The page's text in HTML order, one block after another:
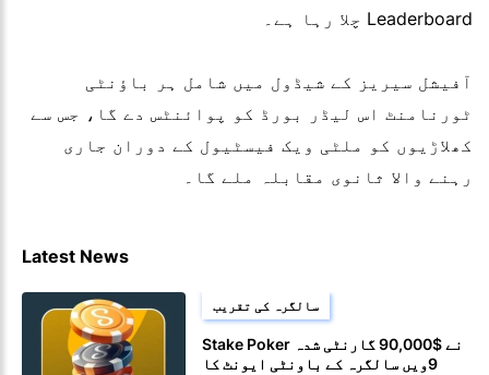
Leaderboard چلا رہا ہے۔
آفیشل سیریز کے شیڈول میں شامل ہر باؤنٹی
ٹورنامنٹ اس لیڈر بورڈ کو پوائنٹس دے گا، جس سے
کھلاڑیوں کو ملٹی ویک فیسٹیول کے دوران جاری
رہنے والا ثانوی مقابلہ ملے گا۔
Latest News
سالگرہ کی تقریب
Stake Poker نے $90,000 گارنٹی شدہ
9ویں سالگرہ کے باونٹی ایونٹ کا